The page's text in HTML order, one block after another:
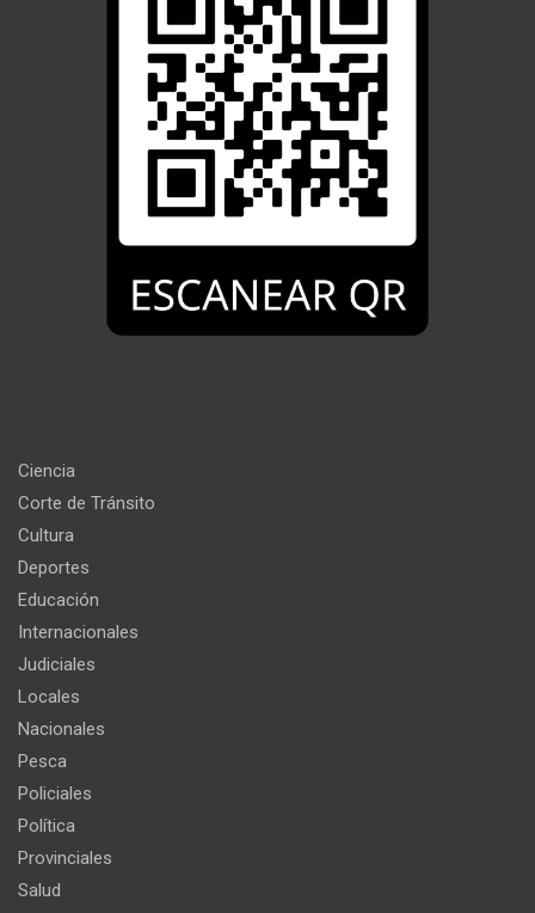
Ciencia
Corte de Tránsito
Cultura
Deportes
Educación
Internacionales
Judiciales
Locales
Nacionales
Pesca
Policiales
Política
Provinciales
Salud